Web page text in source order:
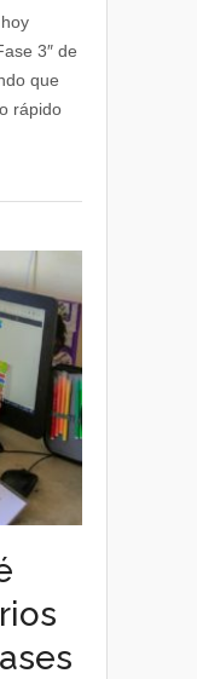
3″ de
que
rápido